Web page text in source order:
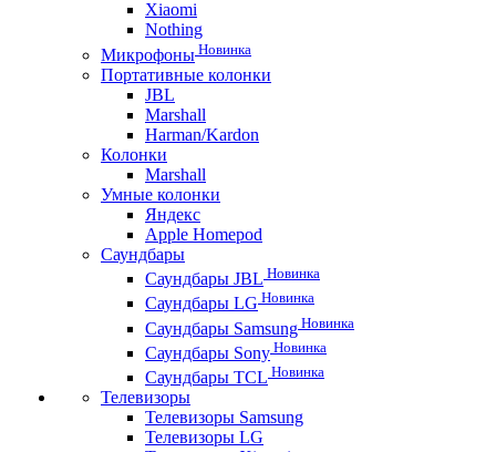
Xiaomi
Nothing
Микрофоны Новинка
Портативные колонки
JBL
Marshall
Harman/Kardon
Колонки
Marshall
Умные колонки
Яндекс
Apple Homepod
Саундбары
Саундбары JBL Новинка
Саундбары LG Новинка
Саундбары Samsung Новинка
Саундбары Sony Новинка
Саундбары TCL Новинка
Телевизоры
Телевизоры Samsung
Телевизоры LG